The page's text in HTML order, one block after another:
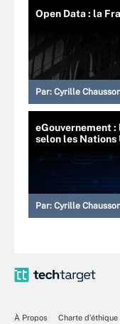
Open Data : la
Par: Cyrille
eGouvernement :
selon les Nations
Par: Cyrille
À Propos
Charte